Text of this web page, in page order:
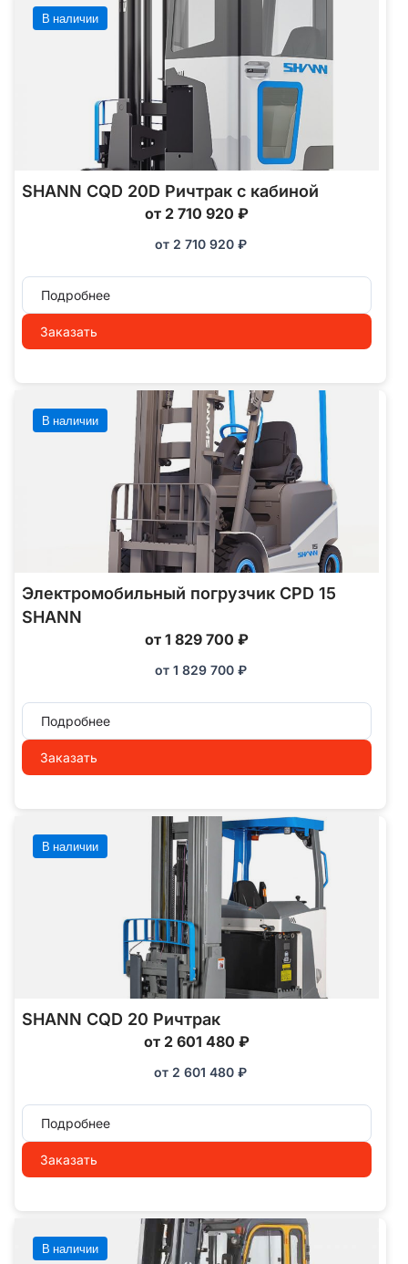
В наличии
SHANN CQD 20D Ричтрак с кабиной
от 2 710 920 ₽
от 2 710 920 ₽
Подробнее
Заказать
В наличии
Электромобильный погрузчик CPD 15
SHANN
от 1 829 700 ₽
от 1 829 700 ₽
Подробнее
Заказать
В наличии
SHANN CQD 20 Ричтрак
от 2 601 480 ₽
от 2 601 480 ₽
Подробнее
Заказать
В наличии